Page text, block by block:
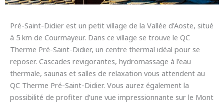
Pré-Saint-Didier est un petit village de la Vallée d’Aoste, situé
à 5 km de Courmayeur. Dans ce village se trouve le QC
Therme Pré-Saint-Didier, un centre thermal idéal pour se
reposer. Cascades revigorantes, hydromassage à l’eau
thermale, saunas et salles de relaxation vous attendent au
QC Therme Pré-Saint-Didier. Vous aurez également la
possibilité de profiter d’une vue impressionnante sur le Mont